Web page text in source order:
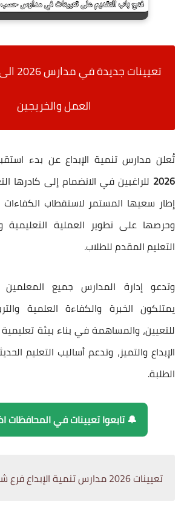
العمل والخريجين
تُعلن مدارس تنمية الإبداع عن بدء
2026 للراغبين في الانضمام إلى كادرها
إطار سعيها المستمر لاستقطاب الكفاءات
وحرصها على تطوير العملية التعليمية
التعليم المقدم للطلاب.
وتدعو إدارة المدارس جميع
يمتلكون الخبرة والكفاءة العلمية
للتعيين، والمساهمة في بناء بيئة
الإبداع والتميز، وتدعم أساليب التعليم
الطلبة.
🔔 تابعوا تعيينات في المحافظات
تعيينات 2026 مدارس تنمية الإبداعفرع